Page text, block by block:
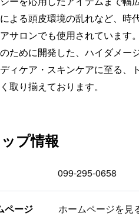
よる頭皮環境の乱れなど、
サロンでも使用されています
ために開発した、ハイダメー
ィケア・スキンケアに至る、
取り揃えております。
プ情報
099-295-0658
ページ ホームページを見